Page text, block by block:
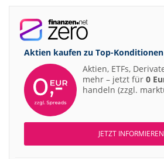
Aktien kaufen zu Top-Konditionen
Aktien, ETFs,
mehr – jetzt für 0
handeln (zzgl.
JETZT INFORMIEREN